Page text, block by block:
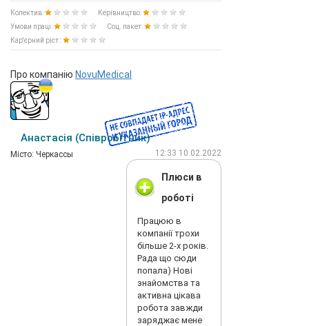
Колектив:
Керівництво:
Умови праці:
Соц. пакет:
Кар'єрний ріст :
Про компанію NovuMedical
Анастасія (Співробітник)
Мiсто: Черкассы 12:33 10.02.2022
Плюси в
роботі
Працюю в
компанії трохи
більше 2-х років.
Рада що сюди
попала) Нові
знайомства та
активна цікава
робота завжди
заряджає мене